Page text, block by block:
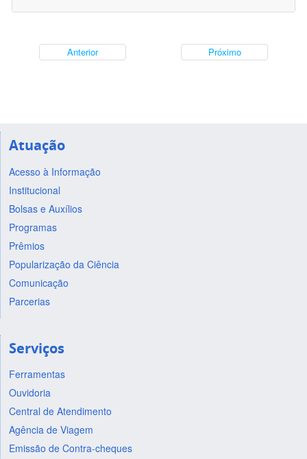
Anterior Próximo
Atuação
Acesso à Informação
Institucional
Bolsas e Auxílios
Programas
Prêmios
Popularização da Ciência
Comunicação
Parcerias
Serviços
Ferramentas
Ouvidoria
Central de Atendimento
Agência de Viagem
Emissão de Contra-cheques